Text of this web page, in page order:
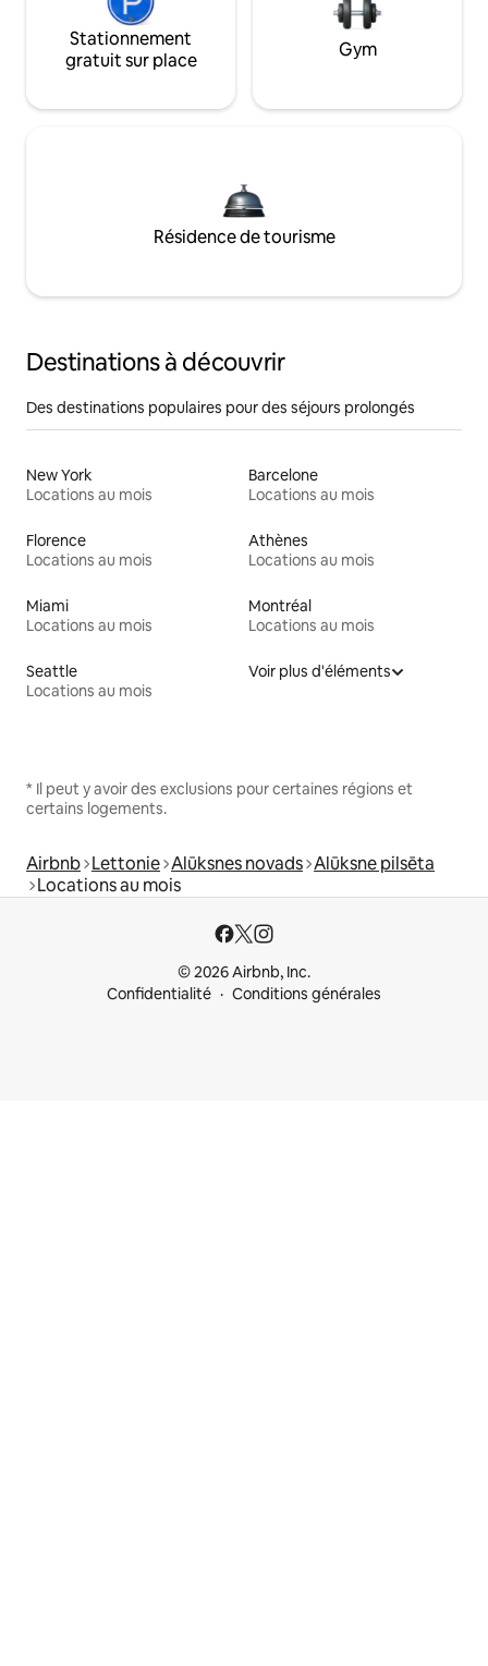
Stationnement
gratuit sur place
Gym
Résidence de tourisme
Destinations à découvrir
Des destinations populaires pour des séjours prolongés
New York
Locations au mois
Barcelone
Locations au mois
Florence
Locations au mois
Athènes
Locations au mois
Miami
Locations au mois
Montréal
Locations au mois
Seattle
Locations au mois
Voir plus d'éléments
* Il peut y avoir des exclusions pour certaines régions et
certains logements.
Airbnb Lettonie Alūksnes novads Alūksne pilsēta
Locations au mois
© 2026 Airbnb, Inc.
Confidentialité
Conditions générales